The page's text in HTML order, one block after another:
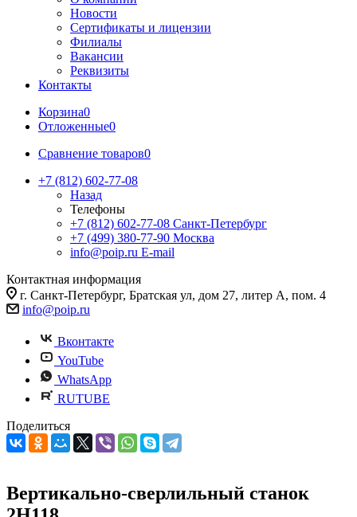
Новости
Сертификаты и лицензии
Филиалы
Вакансии
Реквизиты
Контакты
Корзина0
Отложенные0
Сравнение товаров0
+7 (812) 602-77-08
Назад
Телефоны
+7 (812) 602-77-08 Санкт-Петербург
+7 (499) 380-77-90 Москва
info@poip.ru E-mail
Контактная информация
г. Санкт-Петербург, Братская ул, дом 27, литер А, пом. 4
info@poip.ru
Вконтакте
YouTube
WhatsApp
RUTUBE
Поделиться
Вертикально-сверлильный станок